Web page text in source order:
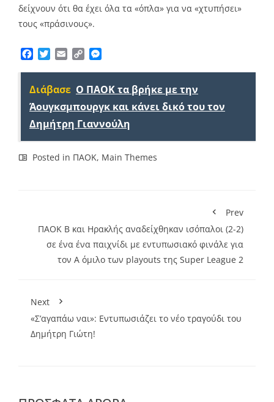
δείχνουν ότι θα έχει όλα τα «όπλα» για να «χτυπήσει»
τους «πράσινους».
Facebook
TwitterEmailCopy
Διάβασε Ο ΠΑΟΚ τα βρήκε με την
Άουγκσμπουργκ και κάνει δικό του τον
Δημήτρη Γιαννούλη
Posted in ΠΑΟΚ, Main Themes
Prev
ΠΑΟΚ Β και Ηρακλής αναδείχθηκαν ισόπαλοι (2-2)
σε ένα ένα παιχνίδι με εντυπωσιακό φινάλε για
τον Α όμιλο των playouts της Super League 2
Next
«Σ’αγαπάω ναι»: Εντυπωσιάζει το νέο τραγούδι του
Δημήτρη Γιώτη!